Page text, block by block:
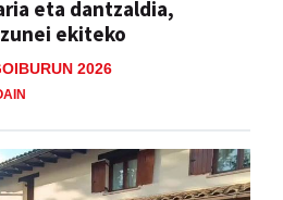
eta dantzaldia,
ekiteko
2026